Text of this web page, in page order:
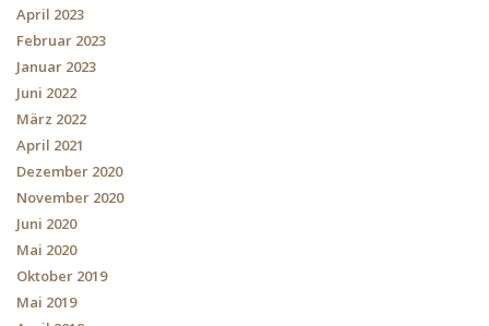
April 2023
Februar 2023
Januar 2023
Juni 2022
März 2022
April 2021
Dezember 2020
November 2020
Juni 2020
Mai 2020
Oktober 2019
Mai 2019